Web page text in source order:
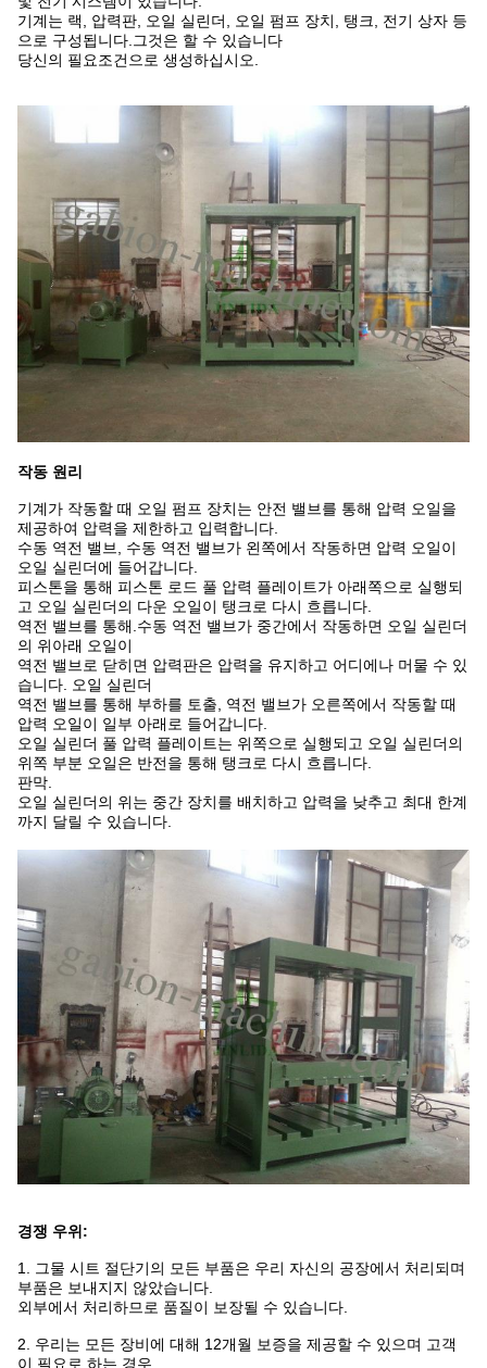
기계는 랙, 압력판, 오일 실린더, 오일 펌프 장치, 탱크, 전기 상자 등
으로 구성됩니다.그것은 할 수 있습니다
당신의 필요조건으로 생성하십시오.
작동 원리
기계가 작동할 때 오일 펌프 장치는 안전 밸브를 통해 압력 오일을
제공하여 압력을 제한하고 입력합니다.
수동 역전 밸브, 수동 역전 밸브가 왼쪽에서 작동하면 압력 오일이
오일 실린더에 들어갑니다.
피스톤을 통해 피스톤 로드 풀 압력 플레이트가 아래쪽으로 실행되
고 오일 실린더의 다운 오일이 탱크로 다시 흐릅니다.
역전 밸브를 통해.수동 역전 밸브가 중간에서 작동하면 오일 실린더
의 위아래 오일이
역전 밸브로 닫히면 압력판은 압력을 유지하고 어디에나 머물 수 있
습니다. 오일 실린더
역전 밸브를 통해 부하를 토출, 역전 밸브가 오른쪽에서 작동할 때
압력 오일이 일부 아래로 들어갑니다.
오일 실린더 풀 압력 플레이트는 위쪽으로 실행되고 오일 실린더의
위쪽 부분 오일은 반전을 통해 탱크로 다시 흐릅니다.
판막.
오일 실린더의 위는 중간 장치를 배치하고 압력을 낮추고 최대 한계
까지 달릴 수 있습니다.
경쟁 우위:
1. 그물 시트 절단기의 모든 부품은 우리 자신의 공장에서 처리되며
부품은 보내지지 않았습니다.
외부에서 처리하므로 품질이 보장될 수 있습니다.
2. 우리는 모든 장비에 대해 12개월 보증을 제공할 수 있으며 고객
이 필요로 하는 경우